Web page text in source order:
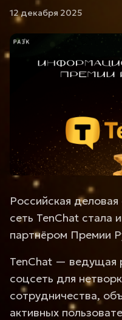
12 декабря 2025
Российская деловая
сеть TenChat стала
партнёром Премии
TenChat — ведущая
соцсеть для
сотрудничества,
активных